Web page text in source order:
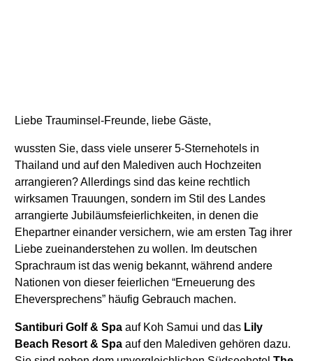
Liebe Trauminsel-Freunde, liebe Gäste,
wussten Sie, dass viele unserer 5-Sternehotels in
Thailand und auf den Malediven auch Hochzeiten
arrangieren? Allerdings sind das keine rechtlich
wirksamen Trauungen, sondern im Stil des Landes
arrangierte Jubiläumsfeierlichkeiten, in denen die
Ehepartner einander versichern, wie am ersten Tag ihrer
Liebe zueinanderstehen zu wollen. Im deutschen
Sprachraum ist das wenig bekannt, während andere
Nationen von dieser feierlichen “Erneuerung des
Eheversprechens” häufig Gebrauch machen.
Santiburi Golf & Spa auf Koh Samui und das Lily
Beach Resort & Spa auf den Malediven gehören dazu.